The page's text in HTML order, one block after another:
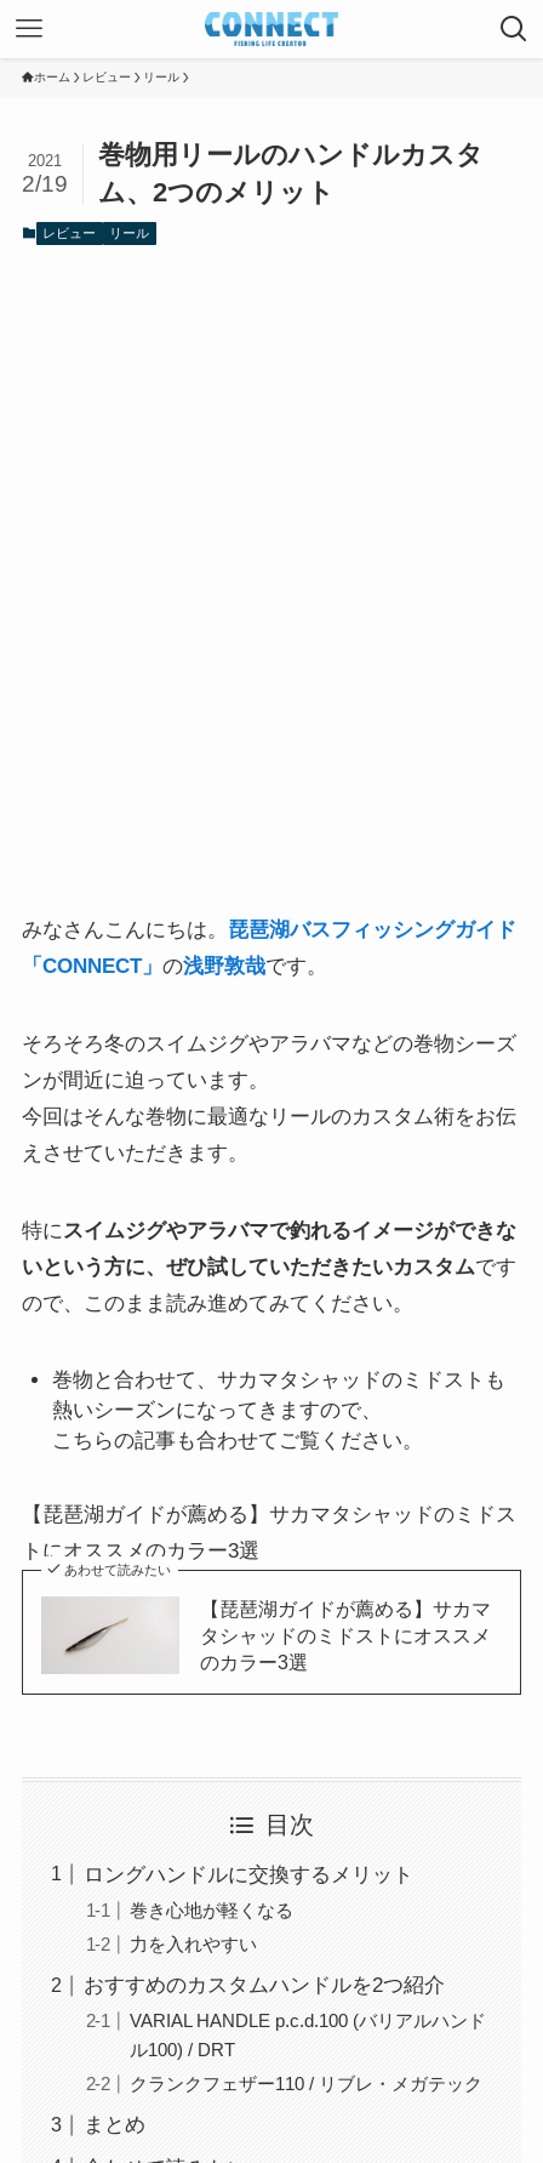
ホーム レビュー リール
巻物用リールのハンドルカスタ
ム、2つのメリット
2021
2/19
レビュー リール
みなさんこんにちは。 琵琶湖バスフィッシングガイド
「CONNECT」 の浅野敦哉です。
そろそろ冬のスイムジグやアラバマなどの巻物シーズ
ンが間近に迫っています。
今回はそんな巻物に最適なリールのカスタム術をお伝
えさせていただきます。
特にスイムジグやアラバマで釣れるイメージができな
いという方に、ぜひ試していただきたいカスタムです
ので、このまま読み進めてみてください。
巻物と合わせて、サカマタシャッドのミドストも
熱いシーズンになってきますので、
こちらの記事も合わせてご覧ください。
【琵琶湖ガイドが薦める】サカマタシャッドのミドス
トにオススメのカラー3選
あわせて読みたい
【琵琶湖ガイドが薦める】サカマ
タシャッドのミドストにオススメ
のカラー3選
目次
ロングハンドルに交換するメリット
巻き心地が軽くなる
力を入れやすい
おすすめのカスタムハンドルを2つ紹介
VARIAL HANDLE p.c.d.100 (バリアルハンド
ル100) / DRT
クランクフェザー110 / リブレ・メガテック
まとめ